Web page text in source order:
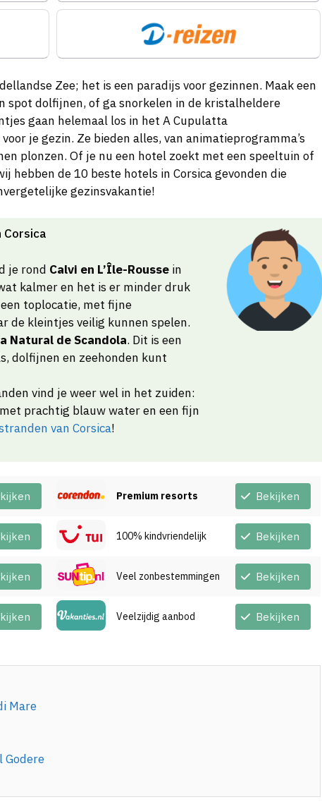
Zee; het is een paradijs voor gezinnen. Maak een
spot dolfijnen, of ga snorkelen in de kristalheldere
gaan helemaal los in het A Cupulatta
je gezin. Ze bieden alles, van animatieprogramma’s
plonzen. Of je nu een hotel zoekt met een speeltuin of
hebben de 10 beste hotels in Corsica gevonden die
gezinsvakantie!
Corsica
je rond Calvi en L’Île-Rousse in
kalmer en het is er minder druk
toplocatie, met fijne
de kleintjes veilig kunnen spelen.
Natural de Scandola. Dit is een
dolfijnen en zeehonden kunt
vind je weer wel in het zuiden:
prachtig blauw water en een fijn
van Corsica!
Premium resorts Bekijken
100% kindvriendelijk Bekijken
Veel zonbestemmingen Bekijken
Veelzijdig aanbod Bekijken
Mare
Godere